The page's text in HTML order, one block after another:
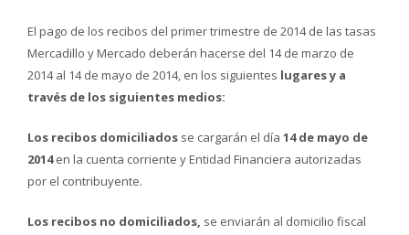
El pago de los recibos del primer trimestre de 2014 de las tasas
Mercadillo y Mercado deberán hacerse del 14 de marzo de
2014 al 14 de mayo de 2014, en los siguientes lugares y a
través de los siguientes medios:
Los recibos domiciliados se cargarán el día 14 de mayo de
2014en la cuenta corriente y Entidad Financiera autorizadas
por el contribuyente.
Los recibos no domiciliados, se enviarán al domicilio fiscal